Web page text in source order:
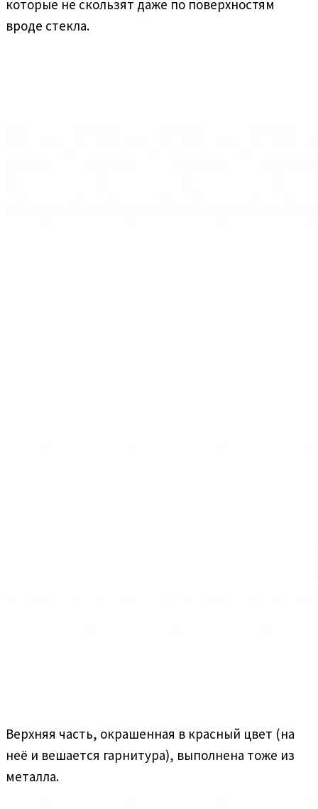
которые не скользят даже по поверхностям
вроде стекла.
Верхняя часть, окрашенная в красный цвет (на
неё и вешается гарнитура), выполнена тоже из
металла.